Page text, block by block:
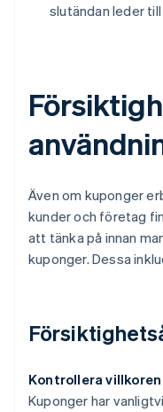
slutändan leder
Även om kuponger
kunder och företag
att tänka på innan
kuponger. Dessa
Kontrollera villkoren
Kuponger har